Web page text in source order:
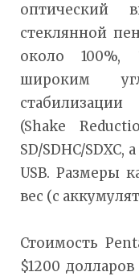
оптический
стеклянной
около
широким
(Shake
SD/SDHC/
USB. Размеры
вес (с
Стоимость
$1200